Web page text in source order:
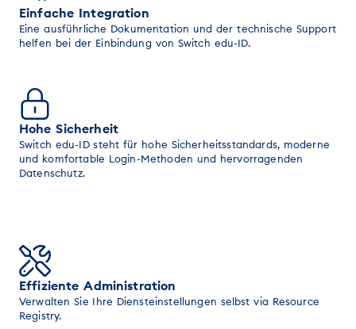
Einfache Integration
Eine ausführliche Dokumentation und der technische Support
helfen bei der Einbindung von Switch edu-ID.
Hohe Sicherheit
Switch edu-ID steht für hohe Sicherheitsstandards, moderne
und komfortable Login-Methoden und hervorragenden
Datenschutz.
Effiziente Administration
Verwalten Sie Ihre Diensteinstellungen selbst via Resource
Registry.